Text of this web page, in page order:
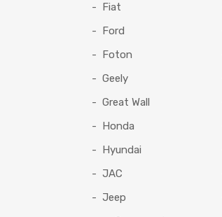
Fiat
Ford
Foton
Geely
Great Wall
Honda
Hyundai
JAC
Jeep